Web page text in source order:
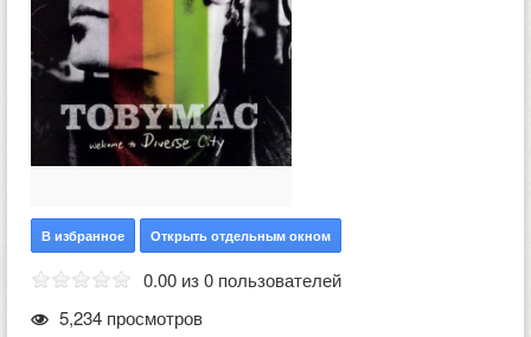
В избранное Открыть отдельным окном
0.00 из 0 пользователей
5,234 просмотров